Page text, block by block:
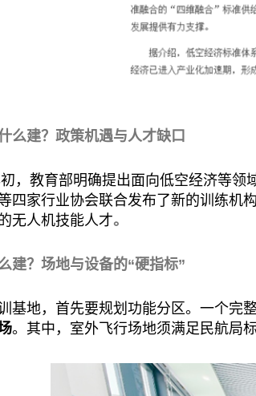
么建？政策机遇与人才缺口
，教育部明确提出面向低空经济等领
四家行业协会联合发布了新的训练机
无人机技能人才。
建？场地与设备的“硬指标”
基地，首先要规划功能分区。一个完
。其中，室外飞行场地须满足民航局